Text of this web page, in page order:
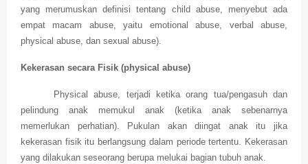
yang merumuskan definisi tentang child abuse, menyebut ada
empat macam abuse, yaitu emotional abuse, verbal abuse,
physical abuse, dan sexual abuse).
Kekerasan secara Fisik (physical abuse)
Physical abuse, terjadi ketika orang tua/pengasuh dan
pelindung anak memukul anak (ketika anak sebenarnya
memerlukan perhatian). Pukulan akan diingat anak itu jika
kekerasan fisik itu berlangsung dalam periode tertentu. Kekerasan
yang dilakukan seseorang berupa melukai bagian tubuh anak.